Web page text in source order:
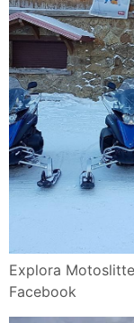
Explora
Facebook